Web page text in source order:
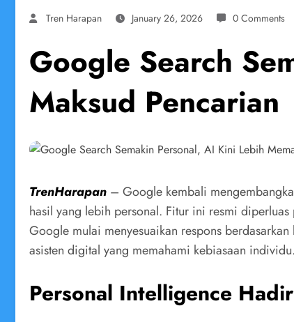
Tren Harapan
January 26, 2026 0 Comments
Google Search
Maksud Pencarian
TrenHarapan – Google kembali
hasil yang lebih personal. Fitur ini resmi
Google mulai menyesuaikan respons
asisten digital yang memahami kebiasaan individu.
Personal Intelligence